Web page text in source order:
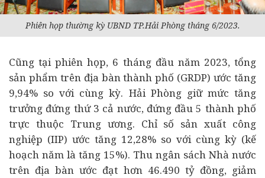
Phiên họp thường kỳ UBND TP.Hải Phòng tháng 6/2023.
Cũng tại phiên họp, 6 tháng đầu năm 2023, tổng
sản phẩm trên địa bàn thành phố (GRDP) ước tăng
9,94% so với cùng kỳ. Hải Phòng giữ mức tăng
trưởng đứng thứ 3 cả nước, đứng đầu 5 thành phố
trực thuộc Trung ương. Chỉ số sản xuất công
nghiệp (IIP) ước tăng 12,28% so với cùng kỳ (kế
hoạch năm là tăng 15%). Thu ngân sách Nhà nước
trên địa bàn ước đạt hơn 46.490 tỷ đồng, giảm